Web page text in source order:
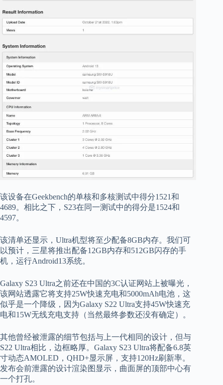
该设备在Geekbench的单核和多核测试中得分1521和
4689。相比之下，S23在同一测试中的得分是1524和
4597。
该清单还显示，Ultra机型将至少配备8GB内存。我们可
以预计，三星将推出配备12GB内存和512GB闪存的手
机，运行Android13系统。
Galaxy S23 Ultra之前还在中国的3C认证网站上被曝光，
该网站透露它将支持25W快速充电和5000mAh电池，这
似乎是一个降级，因为Galaxy S22 Ultra支持45W快速充
电和15W无线充电支持（当然最终参数还没有确定）。
其他曾经被泄露的细节包括与上一代相同的设计，但与
S22 Ultra相比，边框略厚。Galaxy S23 Ultra将配备6.8英
寸动态AMOLED，QHD+显示屏，支持120Hz刷新率。
发布会前泄露的设计渲染图显示，曲面屏的顶部中心有
一个打孔。